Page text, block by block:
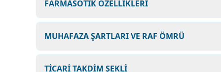
FARMASÖTİK ÖZELLİKLERİ
MUHAFAZA ŞARTLARI VE RAF ÖMRÜ
TİCARİ TAKDİM ŞEKLİ